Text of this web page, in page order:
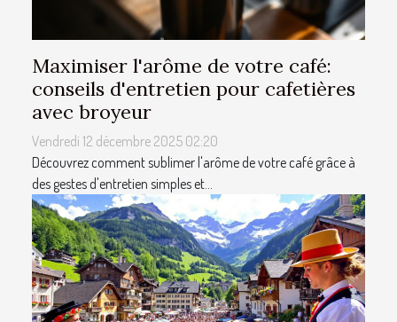
Maximiser l'arôme de votre café:
conseils d'entretien pour cafetières
avec broyeur
Vendredi 12 décembre 2025 02:20
Découvrez comment sublimer l'arôme de votre café grâce à
des gestes d'entretien simples et...